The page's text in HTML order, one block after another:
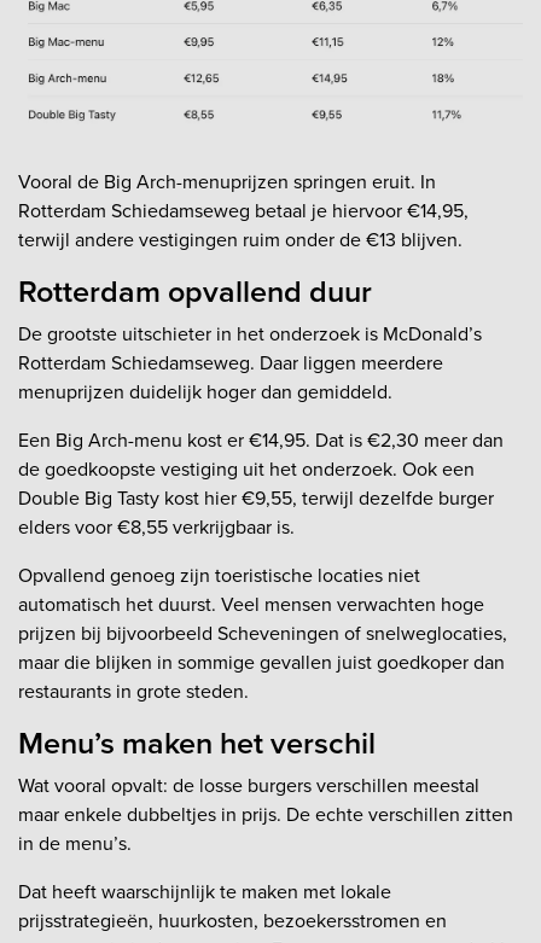
Vooral de Big Arch-menuprijzen springen eruit. In
Rotterdam Schiedamseweg betaal je hiervoor €14,95,
terwijl andere vestigingen ruim onder de €13 blijven.
Rotterdam opvallend duur
De grootste uitschieter in het onderzoek is McDonald’s
Rotterdam Schiedamseweg. Daar liggen meerdere
menuprijzen duidelijk hoger dan gemiddeld.
Een Big Arch-menu kost er €14,95. Dat is €2,30 meer dan
de goedkoopste vestiging uit het onderzoek. Ook een
Double Big Tasty kost hier €9,55, terwijl dezelfde burger
elders voor €8,55 verkrijgbaar is.
Opvallend genoeg zijn toeristische locaties niet
automatisch het duurst. Veel mensen verwachten hoge
prijzen bij bijvoorbeeld Scheveningen of snelweglocaties,
maar die blijken in sommige gevallen juist goedkoper dan
restaurants in grote steden.
Menu’s maken het verschil
Wat vooral opvalt: de losse burgers verschillen meestal
maar enkele dubbeltjes in prijs. De echte verschillen zitten
in de menu’s.
Dat heeft waarschijnlijk te maken met lokale
prijsstrategieën, huurkosten, bezoekersstromen en